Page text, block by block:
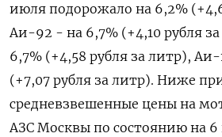
июля подорожало на 6,2%
Аи-92 - на 6,7% (+4,10 рубля
6,7% (+4,58 рубля за литр),
(+7,07 рубля за литр). Ниже
средневзвешенные цены на
АЗС Москвы по состоянию на 6